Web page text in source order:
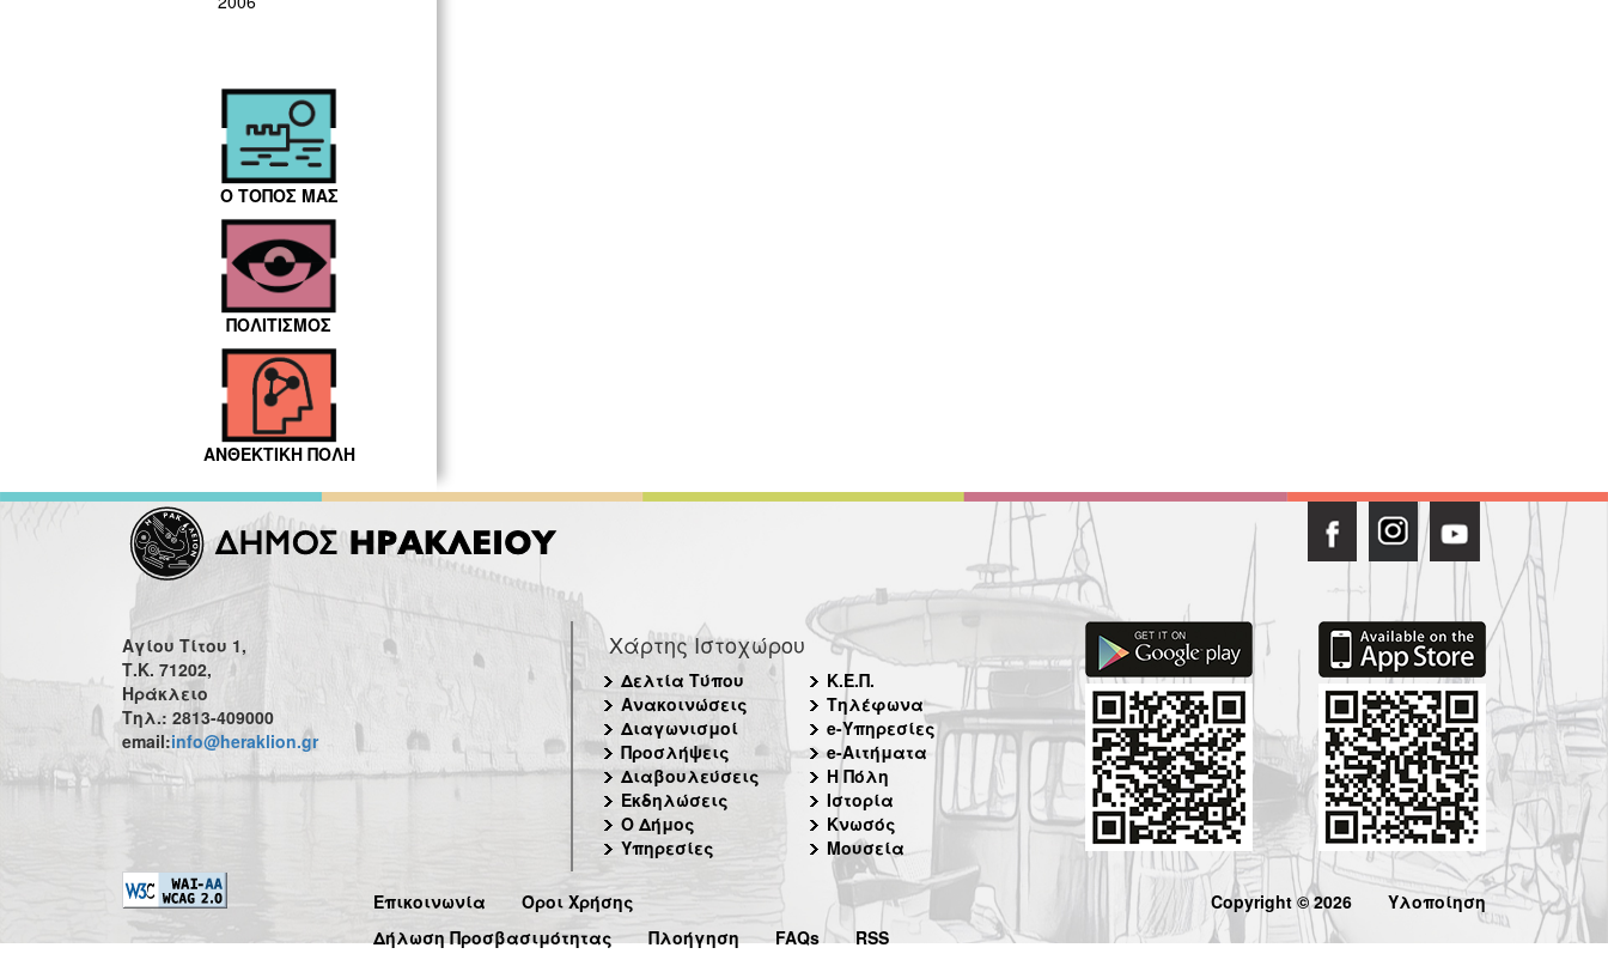
Ο ΤΟΠΟΣ ΜΑΣ
ΠΟΛΙΤΙΣΜΟΣ
ΑΝΘΕΚΤΙΚΗ ΠΟΛΗ
Αγίου Τίτου 1,
Τ.Κ. 71202,
Ηράκλειο
Τηλ.: 2813-409000
email:info@heraklion.gr
Χάρτης Ιστοχώρου
Δελτία Τύπου
Ανακοινώσεις
Διαγωνισμοί
Προσλήψεις
Διαβουλεύσεις
Εκδηλώσεις
Ο Δήμος
Υπηρεσίες
Κ.Ε.Π.
Τηλέφωνα
e-Υπηρεσίες
e-Αιτήματα
Η Πόλη
Ιστορία
Κνωσός
Μουσεία
Επικοινωνία
Όροι Χρήσης
Δήλωση Προσβασιμότητας
Πλοήγηση FAQs RSS
Copyright © 2026 Υλοποίηση